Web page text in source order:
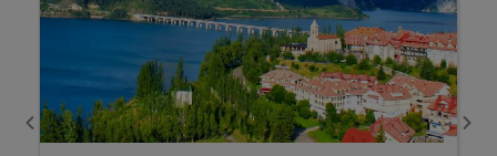
Previous